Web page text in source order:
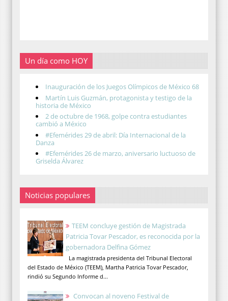
Un día como HOY
Inauguración de los Juegos Olímpicos de México 68
Martín Luis Guzmán, protagonista y testigo de la
historia de México
2 de octubre de 1968, golpe contra estudiantes
cambió a México
#Efemérides 29 de abril: Día Internacional de la
Danza
#Efemérides 26 de marzo, aniversario luctuoso de
Griselda Álvarez
Noticias populares
TEEM concluye gestión de Magistrada
Patricia Tovar Pescador, es reconocida por la
gobernadora Delfina Gómez
La magistrada presidenta del Tribunal Electoral
del Estado de México (TEEM), Martha Patricia Tovar Pescador,
rindió su Segundo Informe d...
Convocan al noveno Festival de